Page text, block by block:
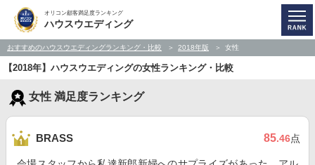
オリコン顧客満足度ランキング
ハウスウエディング
おすすめのハウスウエディングランキング・比較 2018年版 女性
【2018年】ハウスウエディングの女性ランキング・比較
女性 満足度ランキング
BRASS 85.46点